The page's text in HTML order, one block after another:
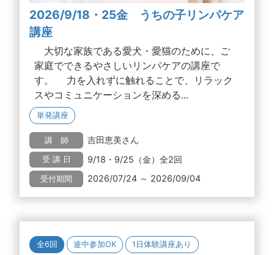
2026/9/18・25金 うちの子リンパケア
講座
大切な家族である愛犬・愛猫のために、ご
家庭でできるやさしいリンパケアの講座で
す。 力を入れずに触れることで、リラック
スやコミュニケーションを深める...
単発講座
講 師 吉田恵美さん
受 講 日 9/18・9/25（金）全2回
受付期間 2026/07/24 ～ 2026/09/04
全6回 途中参加OK 1日体験講座あり